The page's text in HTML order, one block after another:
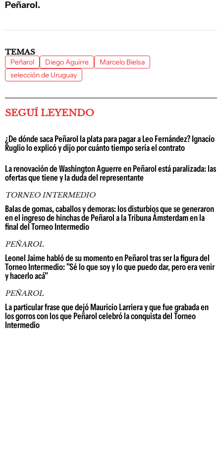
Peñarol.
TEMAS
Peñarol Diego Aguirre
Marcelo Bielsa
selección de Uruguay
SEGUÍ LEYENDO
¿De dónde saca Peñarol la plata para pagar a Leo Fernández? Ignacio
Ruglio lo explicó y dijo por cuánto tiempo sería el contrato
La renovación de Washington Aguerre en Peñarol está paralizada: las
ofertas que tiene y la duda del representante
TORNEO INTERMEDIO
Balas de gomas, caballos y demoras: los disturbios que se generaron
en el ingreso de hinchas de Peñarol a la Tribuna Ámsterdam en la
final del Torneo Intermedio
PEÑAROL
Leonel Jaime habló de su momento en Peñarol tras ser la figura del
Torneo Intermedio: "Sé lo que soy y lo que puedo dar, pero era venir
y hacerlo acá"
PEÑAROL
La particular frase que dejó Mauricio Larriera y que fue grabada en
los gorros con los que Peñarol celebró la conquista del Torneo
Intermedio